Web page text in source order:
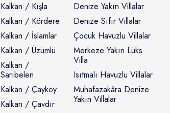
Kalkan / Kışla
Kalkan / Kördere
Kalkan / İslamlar
Kalkan / Üzümlü
Kalkan /
Sarıbelen
Kalkan / Çayköy
Kalkan / Çavdır
Denize Yakın Villalar
Denize Sıfır Villalar
Çocuk Havuzlu Villalar
Merkeze Yakın Lüks
Villa
Isıtmalı Havuzlu Villalar
Muhafazakâra Denize
Yakın Villalar